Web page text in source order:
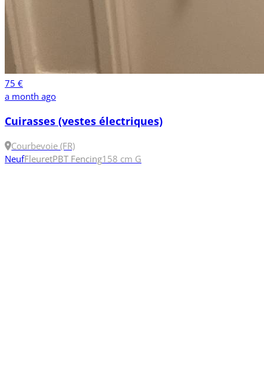
75 €
a month ago
Cuirasses (vestes électriques)
Courbevoie (FR)
NeufFleuretPBT Fencing158 cm G